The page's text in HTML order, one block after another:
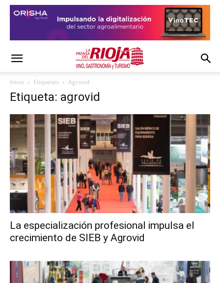
Inicio Etiquetas Agrovid
Etiqueta: agrovid
La especialización profesional impulsa el
crecimiento de SIEB y Agrovid